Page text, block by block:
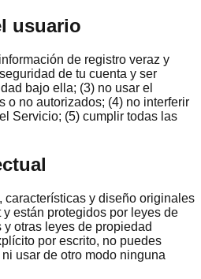
usuario
de registro veraz y
de tu cuenta y ser
bajo ella; (3) no usar el
o no autorizados; (4) no interferir
Servicio; (5) cumplir todas las
características y diseño originales
están protegidos por leyes de
otras leyes de propiedad
por escrito, no puedes
usar de otro modo ninguna